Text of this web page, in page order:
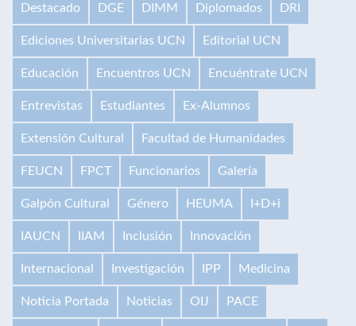
Destacado DGE DIMM Diplomados DRI
Ediciones Universitarias UCN Editorial UCN
Educación Encuentros UCN Encuéntrate UCN
Entrevistas Estudiantes Ex-Alumnos
Extensión Cultural Facultad de Humanidades
FEUCN FPCT Funcionarios Galería
Galpón Cultural Género HEUMA I+D+i
IAUCN IIAM Inclusión Innovación
Internacional Investigación IPP Medicina
Noticia Portada Noticias OIJ PACE